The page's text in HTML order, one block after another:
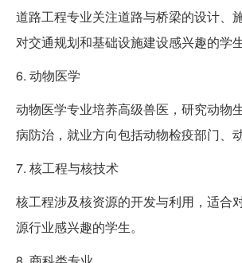
道路工程专业关注道路与桥梁的设计、
对交通规划和基础设施建设感兴趣的学生
6. 动物医学
动物医学专业培养高级兽医，研究动物
病防治，就业方向包括动物检疫部门、
7. 核工程与核技术
核工程涉及核资源的开发与利用，适合
源行业感兴趣的学生。